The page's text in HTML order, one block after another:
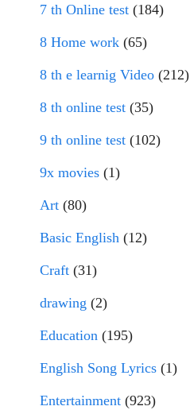
7 th Online test (184)
8 Home work (65)
8 th e learnig Video (212)
8 th online test (35)
9 th online test (102)
9x movies (1)
Art (80)
Basic English (12)
Craft (31)
drawing (2)
Education (195)
English Song Lyrics (1)
Entertainment (923)